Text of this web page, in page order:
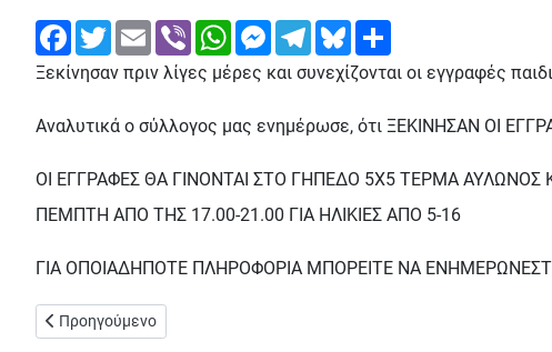
FacebookTwitterEmail Viber WhatsAppMessengerTelegramBluesky
Ξεκίνησαν πριν λίγες μέρες και συνεχίζονται οι εγγραφές
Αναλυτικά ο σύλλογος μας ενημέρωσε, ότι ΞΕΚΙΝΗΣΑΝ ΟΙ
ΟΙ ΕΓΓΡΑΦΕΣ ΘΑ ΓΙΝΟΝΤΑΙ ΣΤΟ ΓΗΠΕΔΟ 5Χ5 ΤΕΡΜΑ ΑΥΛΩΝΟΣ
ΠΕΜΠΤΗ ΑΠΟ ΤΗΣ 17.00-21.00 ΓΙΑ ΗΛΙΚΙΕΣ ΑΠΟ 5-16
ΓΙΑ ΟΠΟΙΑΔΗΠΟΤΕ ΠΛΗΡΟΦΟΡΙΑ ΜΠΟΡΕΙΤΕ ΝΑ
Προηγούμενο άρθρο: Έγινε συνάντηση αντιπροσωπείας Ιάσονα
Προηγούμενο